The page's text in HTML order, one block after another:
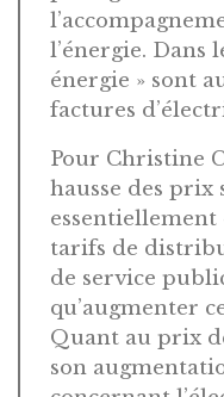
l’énergie. Dans
énergie » sont
factures
Pour Christine
hausse des prix
essentiellement
tarifs de
de service
qu’augmenter
Quant au prix
son